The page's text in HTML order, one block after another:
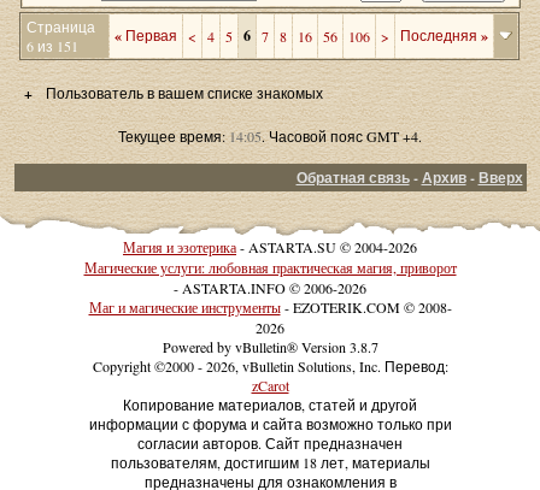
Страница
6 из 151
« Первая < 4 5 6 7 8 16 56 106 > Последняя»
+ Пользователь в вашем списке знакомых
Текущее время:14:05. Часовой пояс GMT +4.
Обратная связь-Архив-Вверх
Магия и эзотерика- ASTARTA.SU © 2004-2026
Магические услуги: любовная практическая магия, приворот
- ASTARTA.INFO © 2006-2026
Маг и магические инструменты- EZOTERIK.COM © 2008-
2026
Powered by vBulletin® Version 3.8.7
Copyright ©2000 - 2026, vBulletin Solutions, Inc. Перевод:
zCarot
Копирование материалов, статей и другой
информации с форума и сайта возможно только при
согласии авторов. Сайт предназначен
пользователям, достигшим 18 лет, материалы
предназначены для ознакомления в